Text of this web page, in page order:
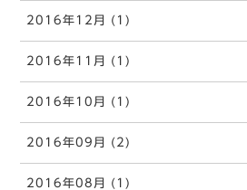
2016年12月 (1)
2016年11月 (1)
2016年10月 (1)
2016年09月 (2)
2016年08月 (1)